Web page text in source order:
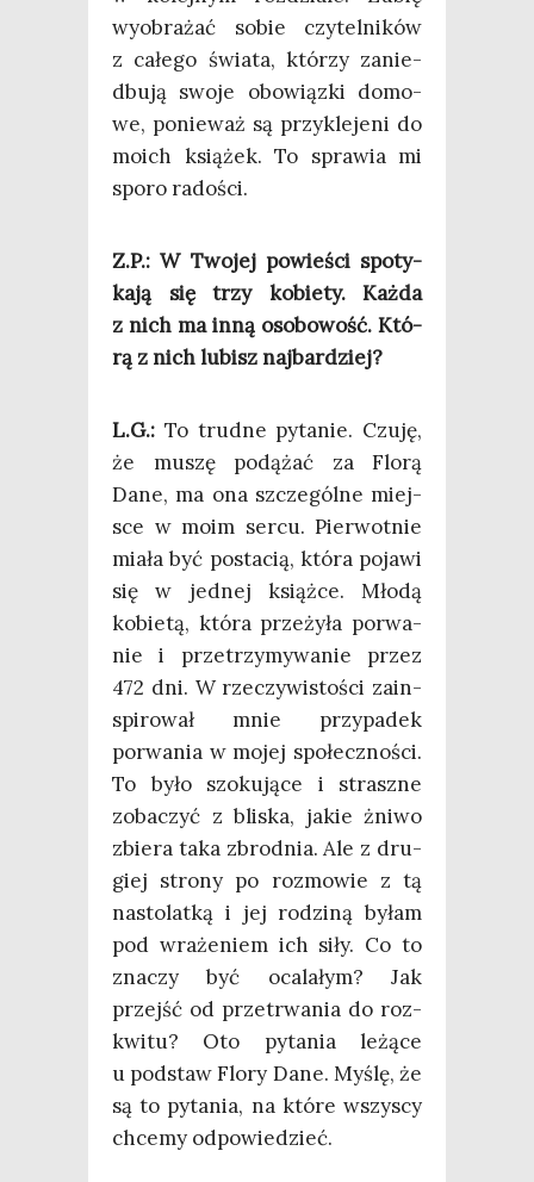
wyobra­żać sobie czy­tel­ni­ków
z całe­go świa­ta, któ­rzy zanie­
dbu­ją swo­je obo­wiąz­ki domo­
we, ponie­waż są przy­kle­je­ni do
moich ksią­żek. To spra­wia mi
spo­ro radości.
Z.P.: W Two­jej powie­ści spo­ty­
ka­ją się trzy kobie­ty. Każ­da
z nich ma inną oso­bo­wość. Któ­
rą z nich lubisz najbardziej?
L.G.: To trud­ne pyta­nie. Czu­ję,
że muszę podą­żać za Flo­rą
Dane, ma ona szcze­gól­ne miej­
sce w moim ser­cu. Pier­wot­nie
mia­ła być posta­cią, któ­ra poja­wi
się w jed­nej książ­ce. Mło­dą
kobie­tą, któ­ra prze­ży­ła porwa­
nie i prze­trzy­my­wa­nie przez
472 dni. W rze­czy­wi­sto­ści zain­
spi­ro­wał mnie przy­pa­dek
porwa­nia w mojej spo­łecz­no­ści.
To było szo­ku­ją­ce i strasz­ne
zoba­czyć z bli­ska, jakie żni­wo
zbie­ra taka zbrod­nia. Ale z dru­
giej stro­ny po roz­mo­wie z tą
nasto­lat­ką i jej rodzi­ną byłam
pod wra­że­niem ich siły. Co to
zna­czy być oca­la­łym? Jak
przejść od prze­trwa­nia do roz­
kwi­tu? Oto pyta­nia leżą­ce
u pod­staw Flo­ry Dane. Myślę, że
są to pyta­nia, na któ­re wszy­scy
chce­my odpowiedzieć.